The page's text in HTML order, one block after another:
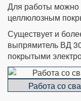
Для работы можно
целлюлозным
Существует и
выпрямитель ВД
покрытыми
Работа со